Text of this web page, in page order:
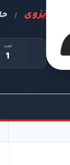
نزوى |
لعب
1